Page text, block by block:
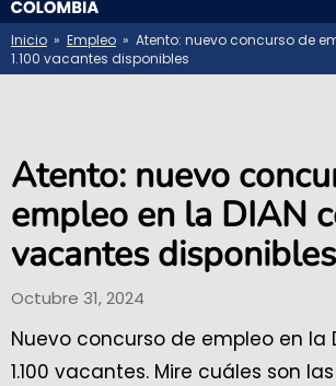
Inicio » Empleo » Atento: nuevo concurso de
1.100 vacantes disponibles
Atento: nuevo
empleo en la DIAN
vacantes disponibles
Octubre 31, 2024
Nuevo concurso de empleo en la
1.100 vacantes. Mire cuáles son